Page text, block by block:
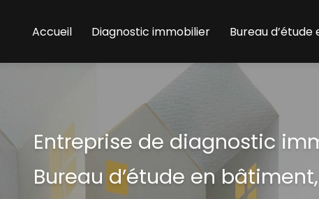
Accueil
Diagnostic immobilier Bureau
Entreprise de diagnostic
Bureau d’étude en